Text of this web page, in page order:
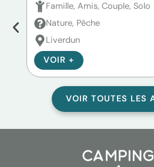
Famille, Amis, Couple, Solo
Nature, Pêche
Liverdun
VOIR +
VOIR TOUTES LES